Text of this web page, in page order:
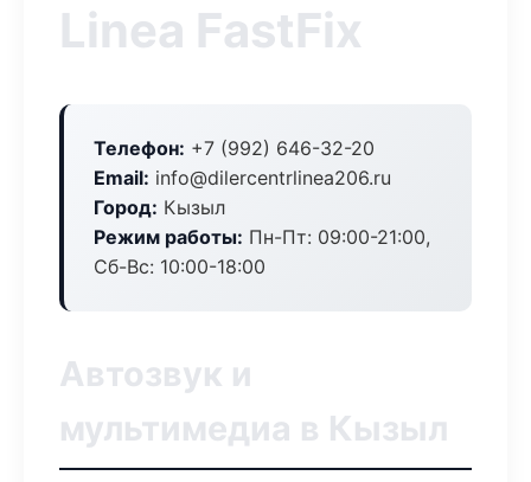
Linea FastFix
Телефон: +7 (992) 646-32-20
Email: info@dilercentrlinea206.ru
Город: Кызыл
Режим работы: Пн-Пт: 09:00-21:00,
Сб-Вс: 10:00-18:00
Автозвук и
мультимедиа в Кызыл